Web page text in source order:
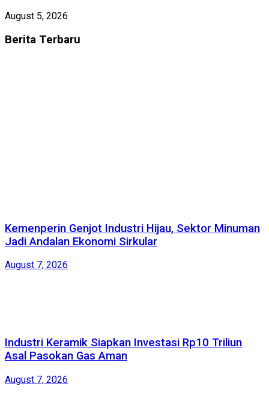
August 5, 2026
Berita Terbaru
Kemenperin Genjot Industri Hijau, Sektor Minuman
Jadi Andalan Ekonomi Sirkular
August 7, 2026
Industri Keramik Siapkan Investasi Rp10 Triliun
Asal Pasokan Gas Aman
August 7, 2026